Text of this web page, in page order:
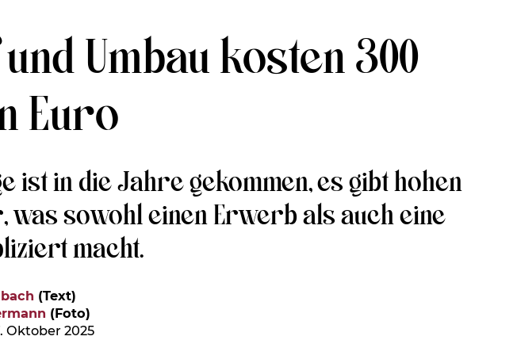
Umbau kosten 300
Euro
ist in die Jahre gekommen, es gibt hohen
was sowohl einen Erwerb als auch eine
macht.
(Text)
(Foto)
Oktober 2025